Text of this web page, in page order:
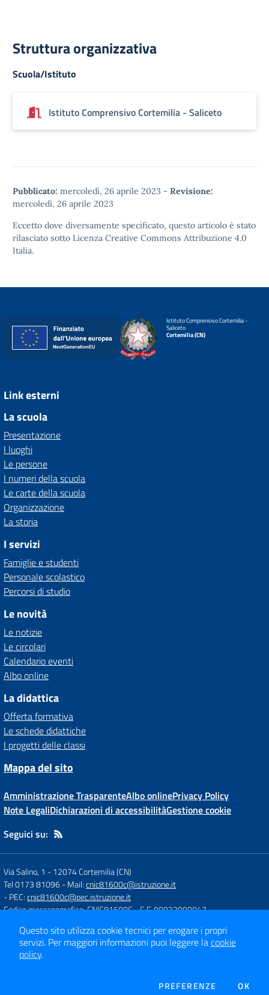
Struttura organizzativa
Scuola/Istituto
Istituto Comprensivo Cortemilia - Saliceto
Pubblicato: mercoledì, 26 aprile 2023 - Revisione:
mercoledì, 26 aprile 2023
Eccetto dove diversamente specificato, questo articolo è stato
rilasciato sotto Licenza Creative Commons Attribuzione 4.0
Italia.
Istituto Comprensivo Cortemilia -
Saliceto
Cortemilia (CN)
Link esterni
La scuola
Presentazione
I luoghi
Le persone
I numeri della scuola
Le carte della scuola
Organizzazione
La storia
I servizi
Famiglie e studenti
Personale scolastico
Percorsi di studio
Le novità
Le notizie
Le circolari
Calendario eventi
Albo online
La didattica
Offerta formativa
Le schede didattiche
I progetti delle classi
Mappa del sito
Amministrazione TrasparenteAlbo onlinePrivacy Policy
Note LegaliDichiarazioni di accessibilitàGestione cookie
Seguici su:
Via Salino, 1 -12074 Cortemilia (CN)
Tel 0173 81096- Mail:cnic81600c@istruzione.it
- PEC:cnic81600c@pec.istruzione.it
Codice meccanografico: CNIC81600C- C.F. 90032990047
Concept & Design by
Designers Italia
Questo sito utilizza cookie tecnici per erogare i propri
servizi. Per maggiori informazioni puoi leggere lacookie
policy.
PREFERENZE DEI COOKIE
OK